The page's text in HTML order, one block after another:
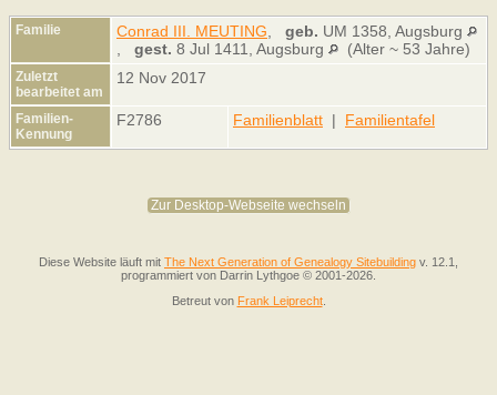
Familie Conrad III. MEUTING geb. UM 1358, Augsburg
gest. 8 Jul 1411, Augsburg (Alter ~ 53 Jahre)
Zuletzt
bearbeitet am
12 Nov 2017
Familien-
Kennung
F2786 Familienblatt | Familientafel
Zur Desktop-Webseite wechseln
Diese Website läuft mit The Next Generation of Genealogy Sitebuilding v. 12.1,
programmiert von Darrin Lythgoe © 2001-2026.
Betreut von Frank Leiprecht.